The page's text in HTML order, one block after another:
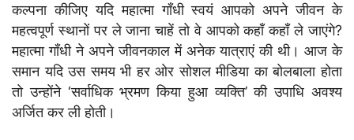
कल्पना कीजिए यदि महात्मा गाँधी स्वयं आपको अपने जीवन के
महत्वपूर्ण स्थानों पर ले जाना चाहें तो वे आपको कहाँ कहाँ ले जाएंगे?
महात्मा गाँधी ने अपने जीवनकाल में अनेक यात्राएं की थी। आज के
समान यदि उस समय भी हर ओर सोशल मीडिया का बोलबाला होता
तो उन्होंने ‘सर्वाधिक भ्रमण किया हुआ व्यक्ति’ की उपाधि अवश्य
अर्जित कर ली होती।